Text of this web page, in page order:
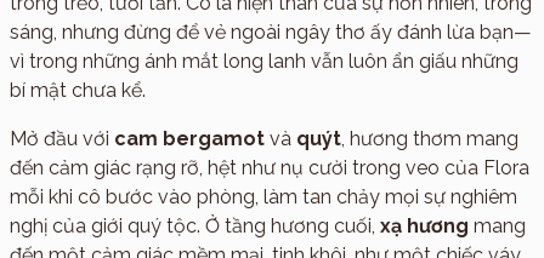
sáng, nhưng đừng để vẻ ngoài ngây thơ ấy đánh lừa bạn—
vì trong những ánh mắt long lanh vẫn luôn ẩn giấu những
bí mật chưa kể.
Mở đầu với cam bergamot và quýt, hương thơm mang
đến cảm giác rạng rỡ, hệt như nụ cười trong veo của Flora
mỗi khi cô bước vào phòng, làm tan chảy mọi sự nghiêm
nghị của giới quý tộc. Ở tầng hương cuối, xạ hương mang